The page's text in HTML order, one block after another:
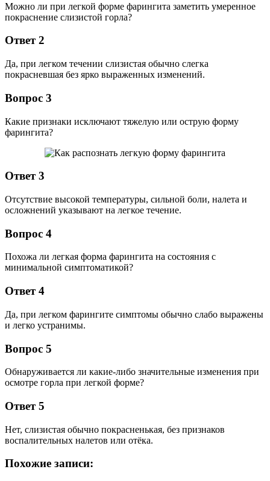
Можно ли при легкой форме фарингита заметить умеренное
покраснение слизистой горла?
Ответ 2
Да, при легком течении слизистая обычно слегка
покрасневшая без ярко выраженных изменений.
Вопрос 3
Какие признаки исключают тяжелую или острую форму
фарингита?
Ответ 3
Отсутствие высокой температуры, сильной боли, налета и
осложнений указывают на легкое течение.
Вопрос 4
Похожа ли легкая форма фарингита на состояния с
минимальной симптоматикой?
Ответ 4
Да, при легком фарингите симптомы обычно слабо выражены
и легко устранимы.
Вопрос 5
Обнаруживается ли какие-либо значительные изменения при
осмотре горла при легкой форме?
Ответ 5
Нет, слизистая обычно покрасненькая, без признаков
воспалительных налетов или отёка.
Похожие записи: